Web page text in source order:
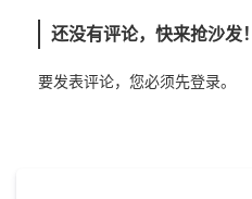
还没有评论，快来抢沙发！
要发表评论，您必须先登录。